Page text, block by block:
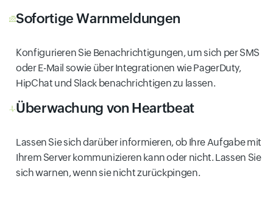
Sofortige Warnmeldungen
Konfigurieren Sie Benachrichtigungen, um sich per SMS
oder E-Mail sowie über Integrationen wie PagerDuty,
HipChat und Slack benachrichtigen zu lassen.
Überwachung von Heartbeat
Lassen Sie sich darüber informieren, ob Ihre Aufgabe mit
Ihrem Server kommunizieren kann oder nicht. Lassen Sie
sich warnen, wenn sie nicht zurückpingen.